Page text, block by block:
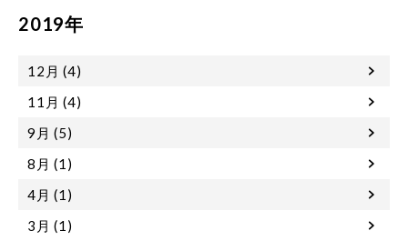
2019年
12月 (4)
11月 (4)
9月 (5)
8月 (1)
4月 (1)
3月 (1)